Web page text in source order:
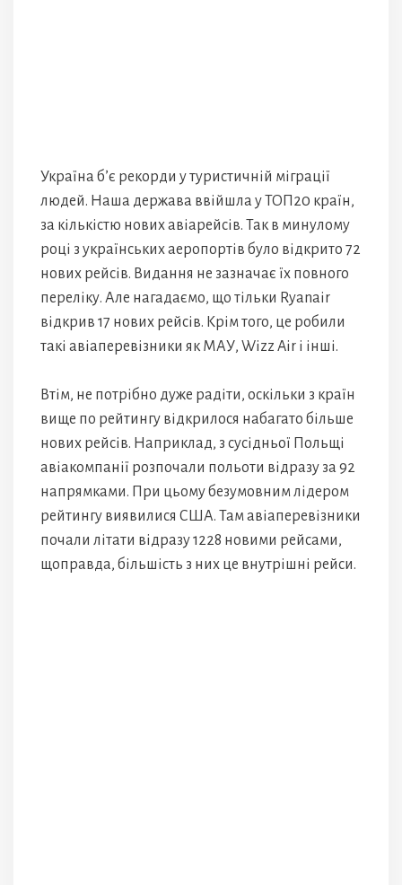
Україна б’є рекорди у туристичній міграції
людей. Наша держава ввійшла у ТОП20 країн,
за кількістю нових авіарейсів. Так в минулому
році з українських аеропортів було відкрито 72
нових рейсів. Видання не зазначає їх повного
переліку. Але нагадаємо, що тільки Ryanair
відкрив 17 нових рейсів. Крім того, це робили
такі авіаперевізники як МАУ, Wizz Air і інші.
Втім, не потрібно дуже радіти, оскільки з країн
вище по рейтингу відкрилося набагато більше
нових рейсів. Наприклад, з сусідньої Польщі
авіакомпанії розпочали польоти відразу за 92
напрямками. При цьому безумовним лідером
рейтингу виявилися США. Там авіаперевізники
почали літати відразу 1228 новими рейсами,
щоправда, більшість з них це внутрішні рейси.